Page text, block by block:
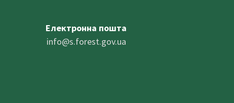
Електронна пошта
info@s.forest.gov.ua